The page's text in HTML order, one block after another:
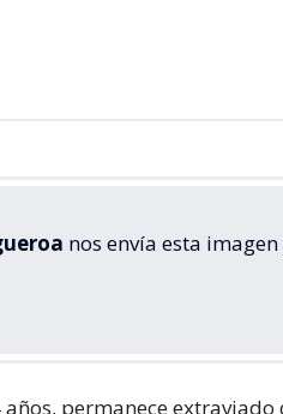
nos envía esta
permanece extraviado